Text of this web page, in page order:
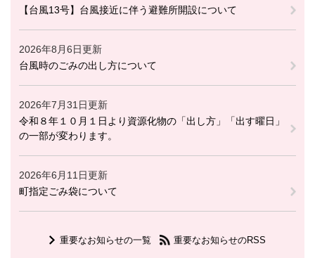
【台風13号】台風接近に伴う避難所開設について
2026年8月6日更新
台風時のごみの出し方について
2026年7月31日更新
令和８年１０月１日より資源化物の「出し方」「出す曜日」
の一部が変わります。
2026年6月11日更新
町指定ごみ袋について
重要なお知らせの一覧 重要なお知らせのRSS